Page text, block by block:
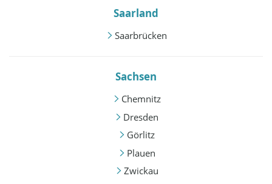
Saarland
Saarbrücken
Sachsen
Chemnitz
Dresden
Görlitz
Plauen
Zwickau